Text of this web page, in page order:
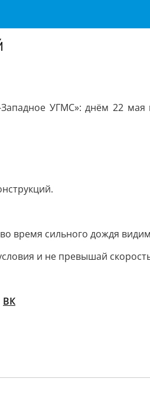
УГМС»: днём 22
время сильного дождя
и не превышай
ВК